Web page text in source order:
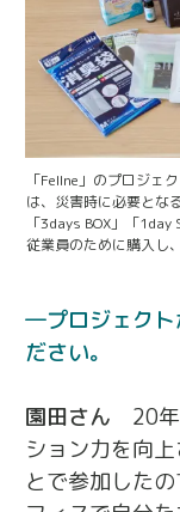
「Fellne」のプロジェ
は、災害時に必要とな
「3days BOX」「
従業員のために購入し
プロジェク
ださい。
園田さん
20
ション力を向
とで参加した